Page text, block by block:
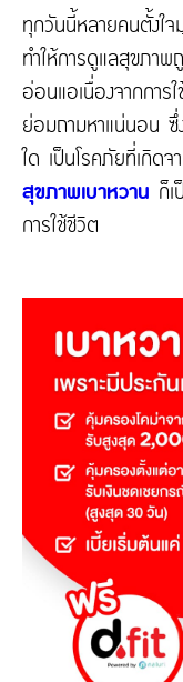
ทุกวันนี้หลายคนตั้งใจ
ทำให้การดูแลสุขภาพ
อ่อนแอเนื่องจากการ
ย่อมถามหาแน่นอน ซึ่
ใด เป็นโรคภัยที่เกิด
สุขภาพเบาหวาน ก็
การใช้ชีวิต